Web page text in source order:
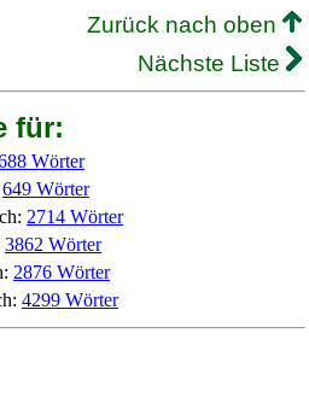
Zurück nach oben
Nächste Liste
für:
Wörter
649 Wörter
2714 Wörter
3862 Wörter
2876 Wörter
4299 Wörter